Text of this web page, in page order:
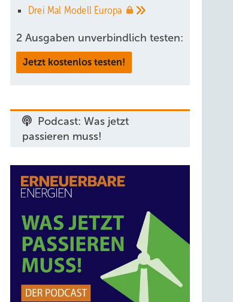
Drei Mal Modell Europa
2 Ausgaben unverbindlich testen:
Jetzt kostenlos testen!
Podcast: Was jetzt
passieren muss!